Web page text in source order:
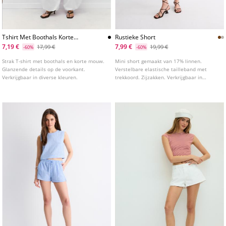
Tshirt Met Boothals Korte
Mouw En Glitter Van One
Dilemma
7,19 € -60% 17,99 €
Strak T-shirt met boothals en korte mouw.
Glanzende details op de voorkant.
Verkrijgbaar in diverse kleuren.
Rustieke Short
7,99 €
-60% 19,99 €
Mini short gemaakt van 17% linnen.
Verstelbare elastische tailleband met
trekkoord. Zijzakken. Verkrijgbaar in